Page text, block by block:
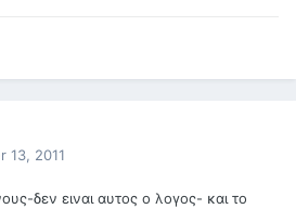
13, 2011
δεν ειναι αυτος ο λογος- και το